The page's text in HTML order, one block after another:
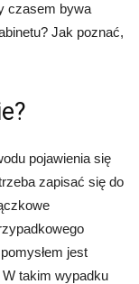
czasem bywa
Jak poznać,
pojawienia się
zapisać się do
jest
takim wypadku